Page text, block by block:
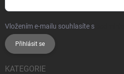
Vložením e-mailu souhlasíte s
Přihlásit se
KATEGORIE